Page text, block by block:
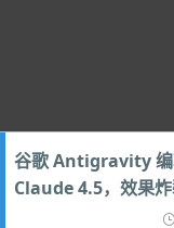
谷歌 Antigravity 编
Claude 4.5，效果